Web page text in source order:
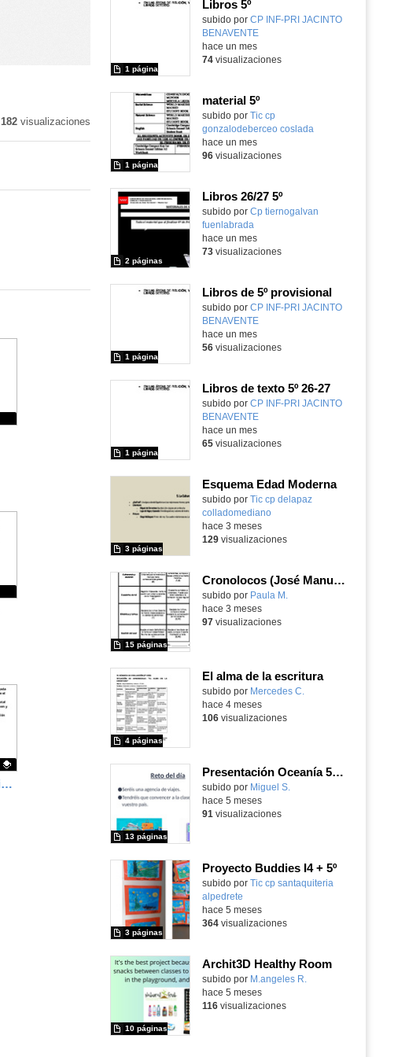
182visualizaciones
PMR Instrucciones Matemáticas 6º
Libros 5º
subido por CP INF-PRI JACINTO
BENAVENTE
1 página
-
hace un mes
74visualizaciones
material 5º
subido por Tic cp
gonzalodeberceo coslada
1 página
hace un mes
96visualizaciones
Libros 26/27 5º
subido por Cp tiernogalvan
fuenlabrada
2 páginas
hace un mes
73visualizaciones
Libros de 5º provisional
subido por CP INF-PRI JACINTO
BENAVENTE
1 página
-
hace un mes
56visualizaciones
Libros de texto 5º 26-27
subido por CP INF-PRI JACINTO
BENAVENTE
1 página
-
hace un mes
65visualizaciones
Esquema Edad Moderna
Contenido educativo.
subido por Tic cp delapaz
colladomediano
3 páginas
-
hace 3 meses
129visualizaciones
Cronolocos (José Manuel Heras y Paula Mendieta)
Contenido educativo.
subido por Paula M.
15 páginas
hace 3 meses
97visualizaciones
El alma de la escritura
Contenido educativo.
subido por Mercedes C.
4 páginas
hace 4 meses
106visualizaciones
Presentación Oceanía 5º de Primaria
Contenido educativo.
subido por Miguel S.
13 páginas
hace 5 meses
91 visualizaciones
Proyecto Buddies I4 + 5º
subido por Tic cp santaquiteria
alpedrete
3 páginas
hace 5 meses
364visualizaciones
Archit3D Healthy Room
Contenido educativo.
subido por M.angeles R.
10 páginas
hace 5 meses
116visualizaciones